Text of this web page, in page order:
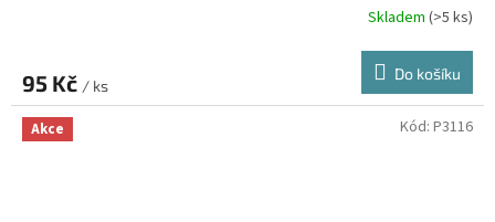
Skladem (>5 ks)
95 Kč / ks
Do košíku
Akce Kód: P3116